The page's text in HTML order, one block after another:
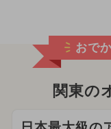
2024年8月の
2024年11月
2026年3月の
おで
関東の